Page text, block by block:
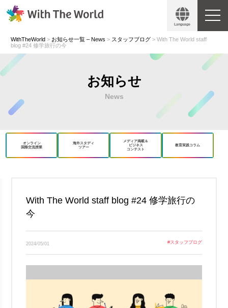
Language
WithTheWorld > お知らせ一覧 – News > スタッフブログ > With The World staff
blog #24 修学旅行の今
お知らせ
News
オンライン
国際交流授業
海外スタディ
ツアー
メディア掲載＆
ビジネス
コンテスト
教育実践コラム
With The World staff blog #24 修学旅行の
今
2024/05/01 #スタッフブログ